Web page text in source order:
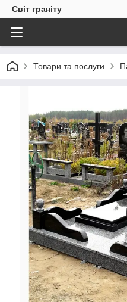
Світ граніту
Товари та послуги